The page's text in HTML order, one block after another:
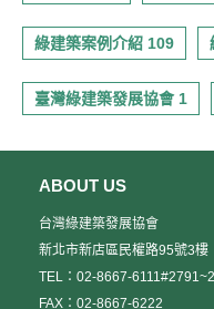
綠建築案例介紹 109
臺灣綠建築發展協會 1
ABOUT US
台灣綠建築發展協會
新北市新店區民權路95號3樓
TEL：02-8667-
FAX：02-8667-6222